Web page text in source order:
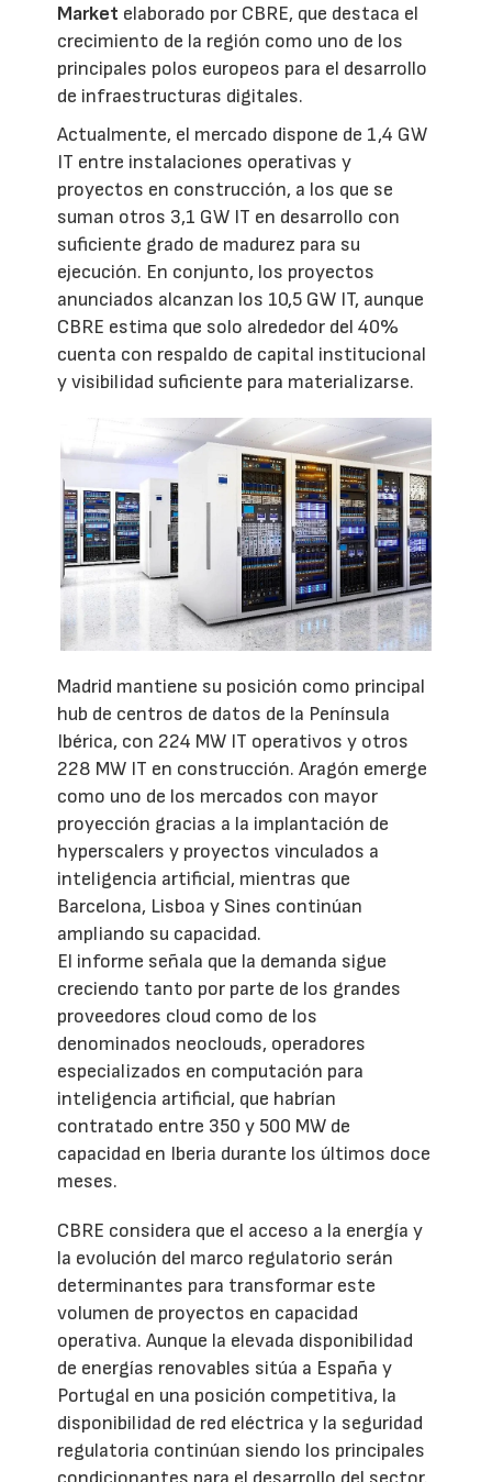
Market elaborado por CBRE, que destaca el
crecimiento de la región como uno de los
principales polos europeos para el desarrollo
de infraestructuras digitales.
Actualmente, el mercado dispone de 1,4 GW
IT entre instalaciones operativas y
proyectos en construcción, a los que se
suman otros 3,1 GW IT en desarrollo con
suficiente grado de madurez para su
ejecución. En conjunto, los proyectos
anunciados alcanzan los 10,5 GW IT, aunque
CBRE estima que solo alrededor del 40%
cuenta con respaldo de capital institucional
y visibilidad suficiente para materializarse.
Madrid mantiene su posición como principal
hub de centros de datos de la Península
Ibérica, con 224 MW IT operativos y otros
228 MW IT en construcción. Aragón emerge
como uno de los mercados con mayor
proyección gracias a la implantación de
hyperscalers y proyectos vinculados a
inteligencia artificial, mientras que
Barcelona, Lisboa y Sines continúan
ampliando su capacidad.
El informe señala que la demanda sigue
creciendo tanto por parte de los grandes
proveedores cloud como de los
denominados neoclouds, operadores
especializados en computación para
inteligencia artificial, que habrían
contratado entre 350 y 500 MW de
capacidad en Iberia durante los últimos doce
meses.
CBRE considera que el acceso a la energía y
la evolución del marco regulatorio serán
determinantes para transformar este
volumen de proyectos en capacidad
operativa. Aunque la elevada disponibilidad
de energías renovables sitúa a España y
Portugal en una posición competitiva, la
disponibilidad de red eléctrica y la seguridad
regulatoria continúan siendo los principales